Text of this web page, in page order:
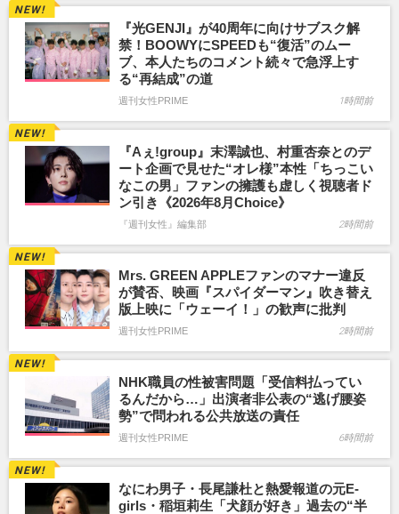
『光GENJI』が40周年に向けサブスク解
禁！BOOWYにSPEEDも“復活”のムー
ブ、本人たちのコメント続々で急浮上す
る“再結成”の道
週刊女性PRIME 1時間前
『Aぇ!group』末澤誠也、村重杏奈とのデ
ート企画で見せた“オレ様”本性「ちっこい
なこの男」ファンの擁護も虚しく視聴者ド
ン引き《2026年8月Choice》
『週刊女性』編集部 2時間前
Mrs. GREEN APPLEファンのマナー違反
が賛否、映画『スパイダーマン』吹き替え
版上映に「ウェーイ！」の歓声に批判
週刊女性PRIME 2時間前
NHK職員の性被害問題「受信料払ってい
るんだから…」出演者非公表の“逃げ腰姿
勢”で問われる公共放送の責任
週刊女性PRIME 6時間前
なにわ男子・長尾謙杜と熱愛報道の元E-
girls・稲垣莉生「犬顔が好き」過去の“半